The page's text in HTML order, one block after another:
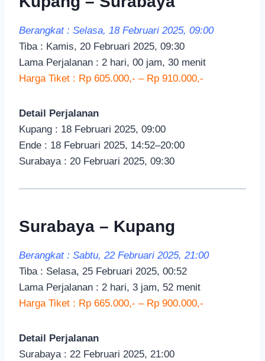
Berangkat : Selasa, 18 Februari 2025, 09:00
Tiba : Kamis, 20 Februari 2025, 09:30
Lama Perjalanan : 2 hari, 00 jam, 30 menit
Harga Tiket : Rp 605.000,- – Rp 910.000,-
Detail Perjalanan
Kupang : 18 Februari 2025, 09:00
Ende : 18 Februari 2025, 14:52–20:00
Surabaya : 20 Februari 2025, 09:30
Surabaya – Kupang
Berangkat : Sabtu, 22 Februari 2025, 21:00
Tiba : Selasa, 25 Februari 2025, 00:52
Lama Perjalanan : 2 hari, 3 jam, 52 menit
Harga Tiket : Rp 665.000,- – Rp 900.000,-
Detail Perjalanan
Surabaya : 22 Februari 2025, 21:00